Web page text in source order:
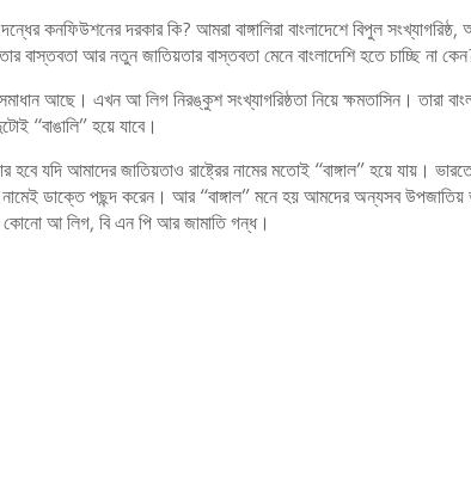
কনফিউশনের দরকার কি? আমরা বাঙ্গালিরা বাংলাদেশে বিপুল
বাস্তবতা আর নতুন জাতিয়তার বাস্তবতা মেনে বাংলাদেশি হতে চাচ্ছি না
আছে। এখন আ লিগ নিরঙ্কুশ সংখ্যাগরিষ্ঠতা নিয়ে ক্ষমতাসিন। তারা
“বাঙালি” হয়ে যাবে।
হবে যদি আমাদের জাতিয়তাও রাষ্ট্রের নামের মতোই “বাঙ্গাল” হয়ে যায়।
ডাক্তে পছন্দ করেন। আর “বাঙ্গাল” মনে হয় আমদের অন্যসব
কোনো আ লিগ, বি এন পি আর জামাতি গন্ধ।